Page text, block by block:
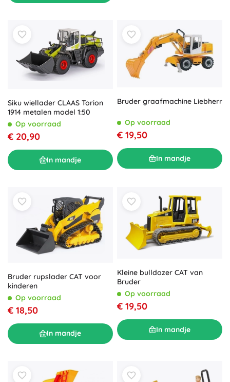
Siku wiellader CLAAS Torion
1914 metalen model 1:50
Op voorraad
€ 20,90
In mandje
Bruder graafmachine Liebherr
Op voorraad
€ 19,50
In mandje
Bruder rupslader CAT voor
kinderen
Op voorraad
€ 18,50
In mandje
Kleine bulldozer CAT van
Bruder
Op voorraad
€ 19,50
In mandje